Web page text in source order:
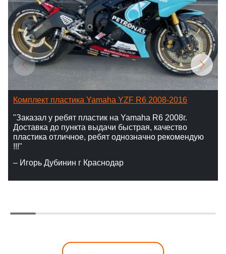
Комплект пластика Yamaha YZF R6 2008-2016
"Заказал у ребят пластик на Yamaha R6 2008г.
Доставка до пункта выдачи быстрая, качество
пластика отличное, ребят однозначно рекомендую
!!!"
– Игорь Дубинин г Краснодар